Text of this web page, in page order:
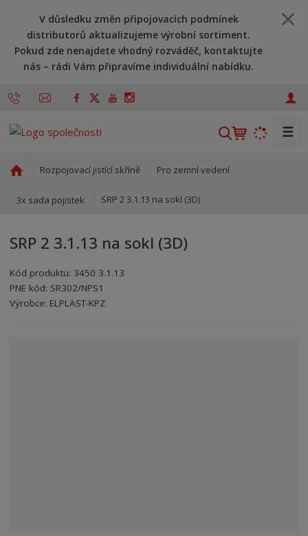
V důsledku změn připojovacích podmínek
distributorů aktualizujeme výrobní sortiment.
Pokud zde nenajdete vhodný rozváděč, kontaktujte
nás – rádi Vám připravíme individuální nabídku.
V
☰
o
í
t
r
a
Rozpojovací jistící skříně Pro zemní vedení
3x sada pojistek SRP 2 3.1.13 na sokl (3D)
SRP 2 3.1.13 na sokl (3D)
Kód produktu: 3450 3.1.13
PNE kód: SR302/NPS1
Kód výrobce: 8595208615726
Kód dodavatele:8595208615726
Výrobce: ELPLAST-KPZ